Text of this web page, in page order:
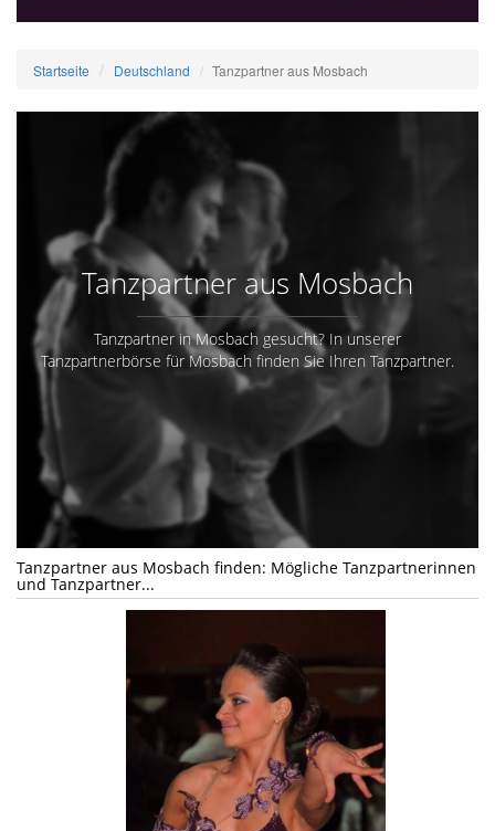
Startseite Deutschland Tanzpartner aus Mosbach
Tanzpartner aus Mosbach
Tanzpartner in Mosbach gesucht? In unserer
Tanzpartnerbörse für Mosbach finden Sie Ihren Tanzpartner.
Tanzpartner aus Mosbach finden: Mögliche Tanzpartnerinnen
und Tanzpartner...